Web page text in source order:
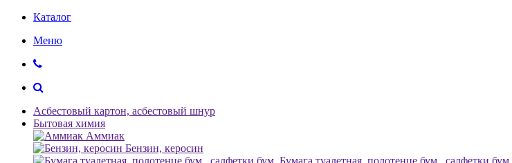
Каталог
Меню
Асбестовый картон, асбестовый шнур
Бытовая химия
Аммиак
Бензин, керосин
Бумага туалетная, полотенце бум., салфетки бум.